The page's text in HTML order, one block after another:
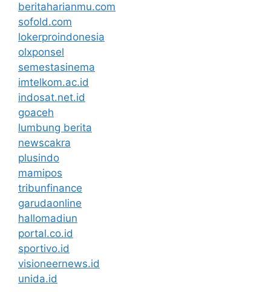
beritaharianmu.com
sofold.com
lokerproindonesia
olxponsel
semestasinema
imtelkom.ac.id
indosat.net.id
goaceh
lumbung berita
newscakra
plusindo
mamipos
tribunfinance
garudaonline
hallomadiun
portal.co.id
sportivo.id
visioneernews.id
unida.id